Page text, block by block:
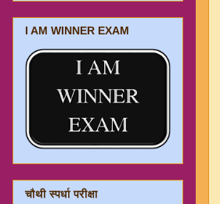
I AM WINNER EXAM
चौथी स्पर्धा परीक्षा